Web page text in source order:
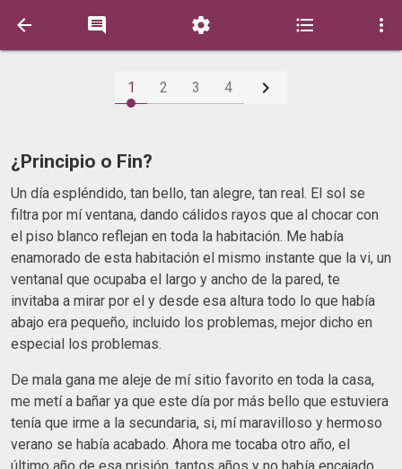
    
1 2 3 4 
¿Principio o Fin?
Un día espléndido, tan bello, tan alegre, tan real. El sol se
filtra por mí ventana, dando cálidos rayos que al chocar con
el piso blanco reflejan en toda la habitación. Me había
enamorado de esta habitación el mismo instante que la vi, un
ventanal que ocupaba el largo y ancho de la pared, te
invitaba a mirar por el y desde esa altura todo lo que había
abajo era pequeño, incluido los problemas, mejor dicho en
especial los problemas.
De mala gana me aleje de mí sitio favorito en toda la casa,
me metí a bañar ya que este día por más bello que estuviera
tenía que irme a la secundaria, si, mí maravilloso y hermoso
verano se había acabado. Ahora me tocaba otro año, el
último año de esa prisión, tantos años y no había encajado